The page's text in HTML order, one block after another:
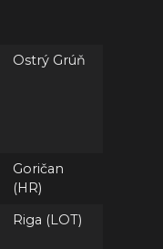
Ostrý Grúň
Goričan
(HR)
Riga (LOT)